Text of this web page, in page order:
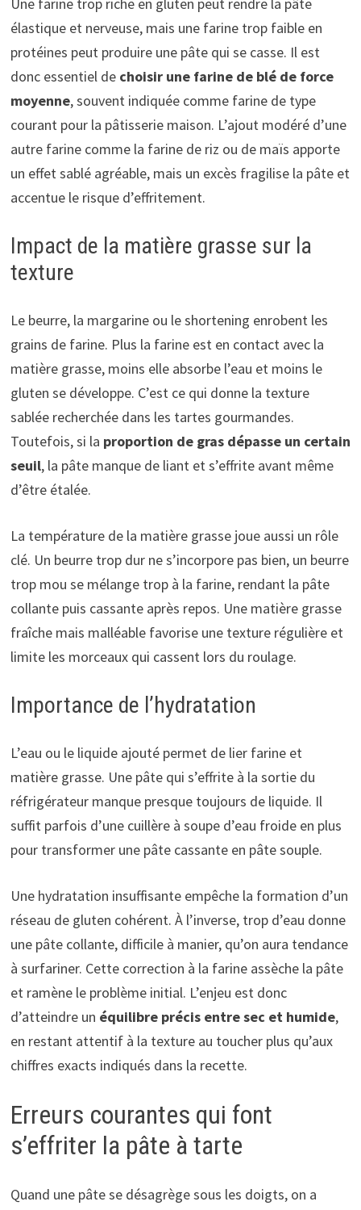
Une farine trop riche en gluten peut rendre la pâte
élastique et nerveuse, mais une farine trop faible en
protéines peut produire une pâte qui se casse. Il est
donc essentiel de choisir une farine de blé de force
moyenne, souvent indiquée comme farine de type
courant pour la pâtisserie maison. L’ajout modéré d’une
autre farine comme la farine de riz ou de maïs apporte
un effet sablé agréable, mais un excès fragilise la pâte et
accentue le risque d’effritement.
Impact de la matière grasse sur la
texture
Le beurre, la margarine ou le shortening enrobent les
grains de farine. Plus la farine est en contact avec la
matière grasse, moins elle absorbe l’eau et moins le
gluten se développe. C’est ce qui donne la texture
sablée recherchée dans les tartes gourmandes.
Toutefois, si la proportion de gras dépasse un certain
seuil, la pâte manque de liant et s’effrite avant même
d’être étalée.
La température de la matière grasse joue aussi un rôle
clé. Un beurre trop dur ne s’incorpore pas bien, un beurre
trop mou se mélange trop à la farine, rendant la pâte
collante puis cassante après repos. Une matière grasse
fraîche mais malléable favorise une texture régulière et
limite les morceaux qui cassent lors du roulage.
Importance de l’hydratation
L’eau ou le liquide ajouté permet de lier farine et
matière grasse. Une pâte qui s’effrite à la sortie du
réfrigérateur manque presque toujours de liquide. Il
suffit parfois d’une cuillère à soupe d’eau froide en plus
pour transformer une pâte cassante en pâte souple.
Une hydratation insuffisante empêche la formation d’un
réseau de gluten cohérent. À l’inverse, trop d’eau donne
une pâte collante, difficile à manier, qu’on aura tendance
à surfariner. Cette correction à la farine assèche la pâte
et ramène le problème initial. L’enjeu est donc
d’atteindre un équilibre précis entre sec et humide,
en restant attentif à la texture au toucher plus qu’aux
chiffres exacts indiqués dans la recette.
Erreurs courantes qui font
s’effriter la pâte à tarte
Quand une pâte se désagrège sous les doigts, on a